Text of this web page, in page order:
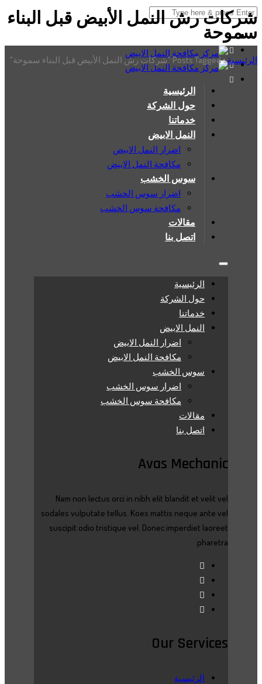
الرئيسية
حول الشركة
خدماتنا
النمل الابيض
اضرار النمل الابيض
مكافحة النمل الابيض
سوس الخشب
اضرار سوس الخشب
مكافحة سوس الخشب
مقالات
اتصل بنا
الرئيسية
حول الشركة
خدماتنا
النمل الابيض
اضرار النمل الابيض
مكافحة النمل الابيض
سوس الخشب
اضرار سوس الخشب
مكافحة سوس الخشب
مقالات
اتصل بنا
Avas Mechanic
Nam non lectus orci in nibh elit blandit et velit vel
sodales vulputate tellus. Koes mattis neque ante vel
suscipit odio tristique vel. Donec imperdiet laoreet
pharetra.
Our Services
الرئيسية
شركات رش النمل الأبيض قبل البناء
سموحة
الرئيسية›Posts Tagged "شركات رش النمل الأبيض قبل البناء سموحة"